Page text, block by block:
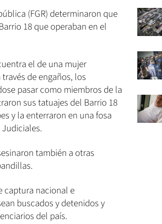
(FGR) determinaron que
18 que operaban en el
el de una mujer
de engaños, los
pasar como miembros de la
sus tatuajes del Barrio 18
y la enterraron en una fosa
también a otras
captura nacional e
buscados y detenidos y
del país.